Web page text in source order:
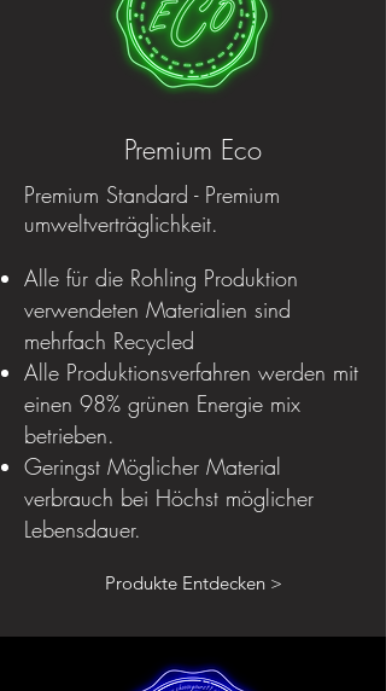
Premium Eco
Premium Standard - Premium
umweltverträglichkeit.
Alle für die Rohling Produktion
verwendeten Materialien sind
mehrfach Recycled
Alle Produktionsverfahren werden mit
einen 98% grünen Energie mix
betrieben.
Geringst Möglicher Material
verbrauch bei Höchst möglicher
Lebensdauer.
Produkte Entdecken >